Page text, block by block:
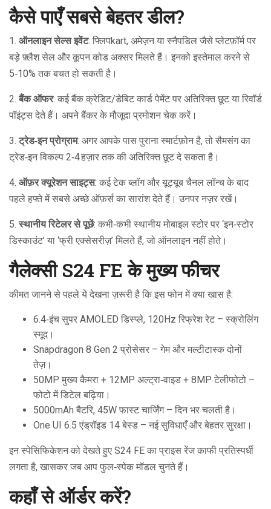
कैसे पाएँ सबसे बेहतर डील?
1. ऑनलाइन सेल्स इवेंट: फ्लिपkart, अमेज़न या स्नैपडिल जैसे प्लेटफ़ॉर्म पर
बड़े फ़्लैश सेल और कूपन कोड अक्सर मिलते हैं। इनको इस्तेमाल करने से
5‑10% तक बचत हो सकती है।
2.बैंक ऑफर: कई बैंक क्रेडिट/डेबिट कार्ड पेमेंट पर अतिरिक्त छूट या रिवॉर्ड
पॉइंट्स देते हैं। अपने बैंकर के मौजूदा प्रमोशन चेक करें।
3.ट्रेड‑इन प्रोग्राम: अगर आपके पास पुराना स्मार्टफ़ोन है, तो सैमसंग का
ट्रेड‑इन विकल्प 2‑4 हज़ार तक की अतिरिक्त छूट दे सकता है।
4. ऑफ़र क्यूरेशन साइट्स: कई टेक ब्लॉग और यूट्यूब चैनल लॉन्च के बाद
पहले हफ्ते में सबसे अच्छे ऑफ़र्स का सारांश देते हैं। उनपर नज़र रखें।
5.स्थानीय रिटेलर से पूछें: कभी‑कभी स्थानीय मोबाइल स्टोर पर ‘इन‑स्टोर
डिस्काउंट’ या ‘फ्री एक्सेसरीज़’ मिलते हैं, जो ऑनलाइन नहीं होते।
गैलेक्सी S24 FE के मुख्य फीचर
कीमत जानने से पहले ये देखना ज़रूरी है कि इस फोन में क्या खास है:
6.4‑इंच सुपर AMOLED डिस्प्ले, 120Hz रिफ्रेश रेट – स्क्रोलिंग
स्मूद।
Snapdragon 8 Gen 2 प्रोसेसर – गेम और मल्टीटास्क दोनों
तेज़।
50MP मुख्य कैमरा + 12MP अल्ट्रा‑वाइड + 8MP टेलीफोटो –
फोटो में डिटेल बढ़िया।
5000mAh बैटरि, 45W फास्ट चार्जिंग – दिन भर चलती है।
One UI 6.5 एंड्रॉइड 14 बेस्ड – नई सुविधाएँ और बेहतर सुरक्षा।
इन स्पेसिफिकेशन को देखते हुए S24 FE का प्राइस रेंज काफी प्रतिस्पर्धी
लगता है, खासकर जब आप फुल‑स्पेक मॉडल चुनते हैं।
कहाँ से ऑर्डर करें?